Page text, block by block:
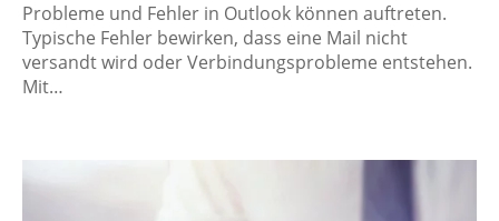
Probleme und Fehler in Outlook können auftreten.
Typische Fehler bewirken, dass eine Mail nicht
versandt wird oder Verbindungsprobleme entstehen.
Mit…